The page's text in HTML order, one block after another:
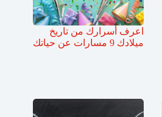
اعرف أسرارك من تاريخ
ميلادك 9 مسارات عن حياتك